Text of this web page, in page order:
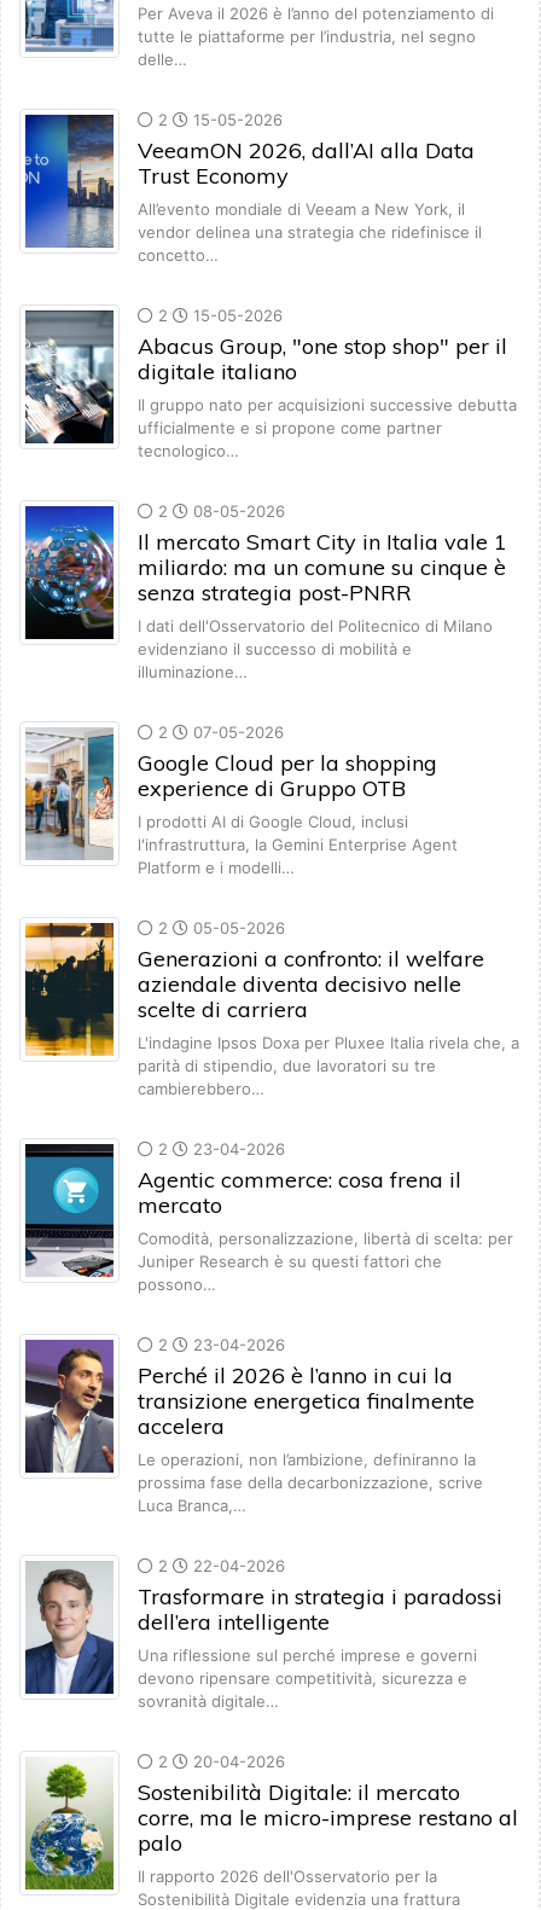
Per Aveva il 2026 è l’anno del potenziamento di
tutte le piattaforme per l’industria, nel segno
delle…
2 15-05-2026
VeeamON 2026, dall’AI alla Data
Trust Economy
All’evento mondiale di Veeam a New York, il
vendor delinea una strategia che ridefinisce il
concetto…
2 15-05-2026
Abacus Group, "one stop shop" per il
digitale italiano
Il gruppo nato per acquisizioni successive debutta
ufficialmente e si propone come partner
tecnologico…
2 08-05-2026
Il mercato Smart City in Italia vale 1
miliardo: ma un comune su cinque è
senza strategia post-PNRR
I dati dell'Osservatorio del Politecnico di Milano
evidenziano il successo di mobilità e
illuminazione…
2 07-05-2026
Google Cloud per la shopping
experience di Gruppo OTB
I prodotti AI di Google Cloud, inclusi
l'infrastruttura, la Gemini Enterprise Agent
Platform e i modelli…
2 05-05-2026
Generazioni a confronto: il welfare
aziendale diventa decisivo nelle
scelte di carriera
L'indagine Ipsos Doxa per Pluxee Italia rivela che, a
parità di stipendio, due lavoratori su tre
cambierebbero…
2 23-04-2026
Agentic commerce: cosa frena il
mercato
Comodità, personalizzazione, libertà di scelta: per
Juniper Research è su questi fattori che
possono…
2 23-04-2026
Perché il 2026 è l’anno in cui la
transizione energetica finalmente
accelera
Le operazioni, non l’ambizione, definiranno la
prossima fase della decarbonizzazione, scrive
Luca Branca,…
2 22-04-2026
Trasformare in strategia i paradossi
dell’era intelligente
Una riflessione sul perché imprese e governi
devono ripensare competitività, sicurezza e
sovranità digitale…
2 20-04-2026
Sostenibilità Digitale: il mercato
corre, ma le micro-imprese restano al
palo
Il rapporto 2026 dell'Osservatorio per la
Sostenibilità Digitale evidenzia una frattura